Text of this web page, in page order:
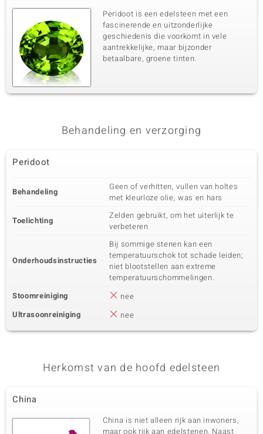
Peridoot is een edelsteen met een
fascinerende en uitzonderlijke
geschiedenis die voorkomt in vele
aantrekkelijke, maar bijzonder
betaalbare, groene tinten.
Behandeling en verzorging
Peridoot
Behandeling
Geen of verhitten, vullen van holtes
met kleurloze olie, was en hars
Toelichting
Zelden gebruikt, om het uiterlijk te
verbeteren
Onderhoudsinstructies
Bij sommige stenen kan een
temperatuurschok tot schade leiden;
niet blootstellen aan extreme
temperatuurschommelingen.
Stoomreiniging
nee
Ultrasoonreiniging
nee
Herkomst van de hoofd edelsteen
China
China is niet alleen rijk aan inwoners,
maar ook rijk aan edelstenen. Naast